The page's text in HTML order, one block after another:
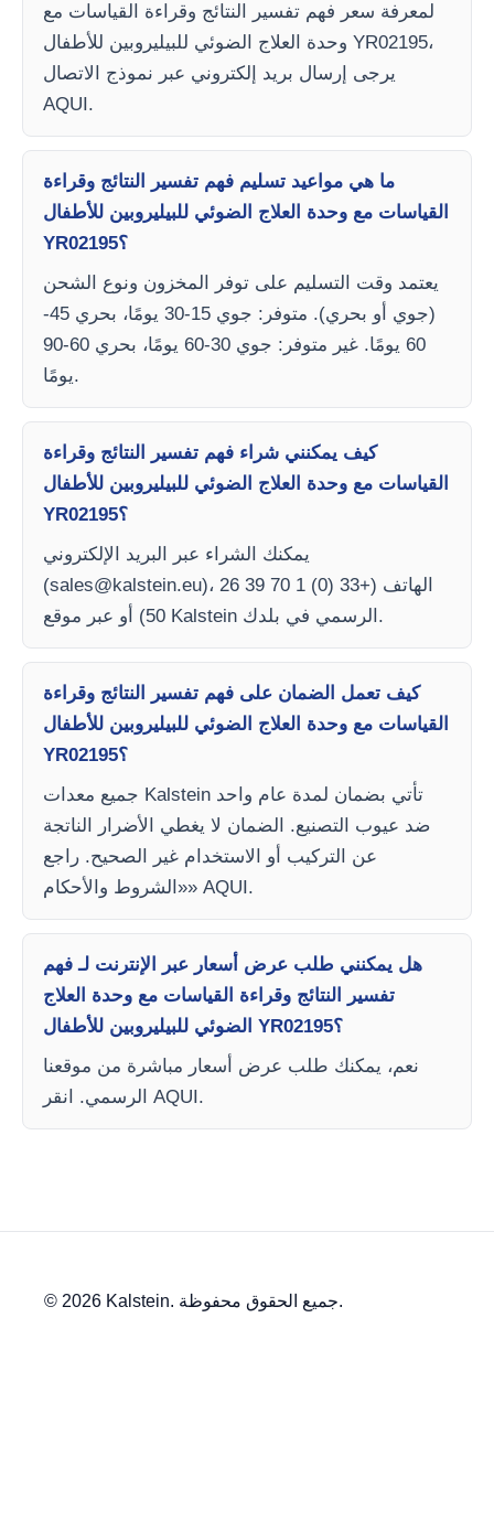
لمعرفة سعر فهم تفسير النتائج وقراءة القياسات مع
وحدة العلاج الضوئي للبيليروبين للأطفال YR02195،
يرجى إرسال بريد إلكتروني عبر نموذج الاتصال
AQUI.
ما هي مواعيد تسليم فهم تفسير النتائج وقراءة
القياسات مع وحدة العلاج الضوئي للبيليروبين للأطفال
YR02195؟
يعتمد وقت التسليم على توفر المخزون ونوع الشحن
(جوي أو بحري). متوفر: جوي 15-30 يومًا، بحري 45-
60 يومًا. غير متوفر: جوي 30-60 يومًا، بحري 60-90
يومًا.
كيف يمكنني شراء فهم تفسير النتائج وقراءة
القياسات مع وحدة العلاج الضوئي للبيليروبين للأطفال
YR02195؟
يمكنك الشراء عبر البريد الإلكتروني
(sales@kalstein.eu)، الهاتف (+33 (0) 1 70 39 26
50) أو عبر موقع Kalstein الرسمي في بلدك.
كيف تعمل الضمان على فهم تفسير النتائج وقراءة
القياسات مع وحدة العلاج الضوئي للبيليروبين للأطفال
YR02195؟
جميع معدات Kalstein تأتي بضمان لمدة عام واحد
ضد عيوب التصنيع. الضمان لا يغطي الأضرار الناتجة
عن التركيب أو الاستخدام غير الصحيح. راجع
«الشروط والأحكام» AQUI.
هل يمكنني طلب عرض أسعار عبر الإنترنت لـ فهم
تفسير النتائج وقراءة القياسات مع وحدة العلاج
الضوئي للبيليروبين للأطفال YR02195؟
نعم، يمكنك طلب عرض أسعار مباشرة من موقعنا
الرسمي. انقر AQUI.
© 2026 Kalstein. جميع الحقوق محفوظة.